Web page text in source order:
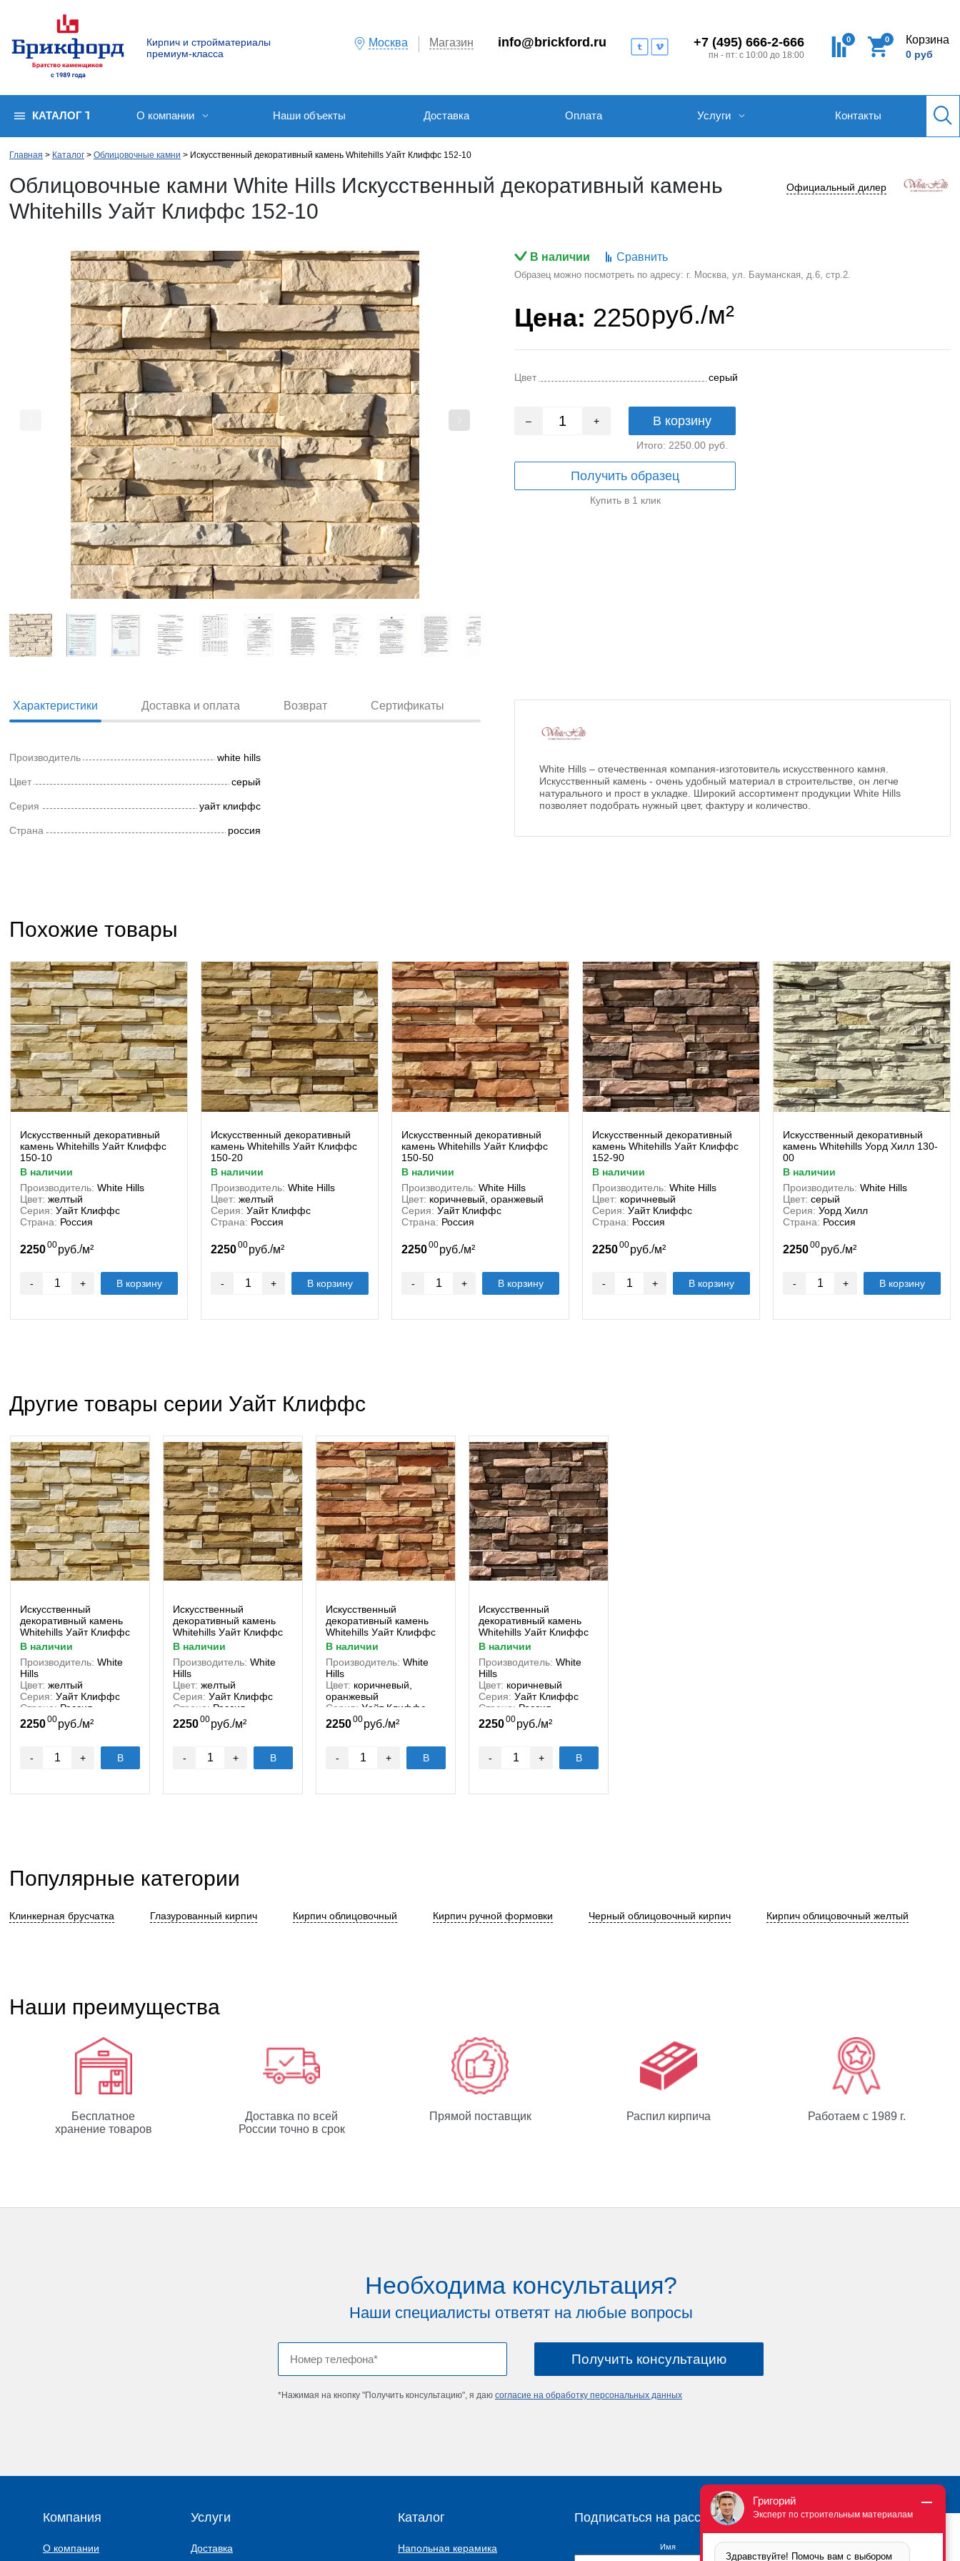
Кирпич и стройматериалы
премиум-класса
Москва Магазин info@brickford.ru +7 (495) 666-2-666
пн - пт: с 10:00 до 18:00
0 0 Корзина
0 руб
КАТАЛОГ ТОВАРОВО компании Наши объекты Доставка Оплата Услуги Контакты
Главная Каталог Облицовочные камни Искусственный декоративный камень Whitehills Уайт Клиффс 152-10
Облицовочные камни White Hills Искусственный декоративный камень
Whitehills Уайт Клиффс 152-10
Официальный дилер
В наличии Сравнить
Образец можно посмотреть по адресу: г. Москва, ул. Бауманская, д.6, стр.2.
Цена: 2250руб./м²
Цвет серый
– + В корзину
Итого: 2250.00 руб.
Получить образец
Купить в 1 клик
Характеристики Доставка и оплата Возврат Сертификаты
Производитель white hills
Цвет серый
Серия уайт клиффс
Страна россия
White Hills – отечественная компания-изготовитель искусственного камня.
Искусственный камень - очень удобный материал в строительстве, он легче
натурального и прост в укладке. Широкий ассортимент продукции White Hills
позволяет подобрать нужный цвет, фактуру и количество.
Похожие товары
Искусственный декоративный
камень Whitehills Уайт Клиффс
150-10
в наличии
Производитель: White Hills
Цвет: желтый
Серия: Уайт Клиффс
Страна: Россия
225000руб./м²
- + В корзину
Искусственный декоративный
камень Whitehills Уайт Клиффс
150-20
в наличии
Производитель: White Hills
Цвет: желтый
Серия: Уайт Клиффс
Страна: Россия
225000руб./м²
- + В корзину
Искусственный декоративный
камень Whitehills Уайт Клиффс
150-50
в наличии
Производитель: White Hills
Цвет: коричневый, оранжевый
Серия: Уайт Клиффс
Страна: Россия
225000руб./м²
- + В корзину
Искусственный декоративный
камень Whitehills Уайт Клиффс
152-90
в наличии
Производитель: White Hills
Цвет: коричневый
Серия: Уайт Клиффс
Страна: Россия
225000руб./м²
- + В корзину
Искусственный декоративный
камень Whitehills Уорд Хилл 130-
00
в наличии
Производитель: White Hills
Цвет: серый
Серия: Уорд Хилл
Страна: Россия
225000руб./м²
- + В корзину
Другие товары серии Уайт Клиффс
Искусственный
декоративный камень
Whitehills Уайт Клиффс
150-10
в наличии
Производитель: White
Hills
Цвет: желтый
Серия: Уайт Клиффс
Страна: Россия
225000руб./м²
- +
В
Искусственный
декоративный камень
Whitehills Уайт Клиффс
150-20
в наличии
Производитель: White
Hills
Цвет: желтый
Серия: Уайт Клиффс
Страна: Россия
225000руб./м²
- +
В
Искусственный
декоративный камень
Whitehills Уайт Клиффс
150-50
в наличии
Производитель: White
Hills
Цвет: коричневый,
оранжевый
Серия: Уайт Клиффс
Страна: Россия
225000руб./м²
- +
В
Искусственный
декоративный камень
Whitehills Уайт Клиффс
152-90
в наличии
Производитель: White
Hills
Цвет: коричневый
Серия: Уайт Клиффс
Страна: Россия
225000руб./м²
- +
В
Популярные категории
Клинкерная брусчатка Глазурованный кирпич Кирпич облицовочный Кирпич ручной формовки Черный облицовочный кирпич Кирпич облицовочный желтый
Наши преимущества
Бесплатное
хранение товаров
Доставка по всей
России точно в срок
Прямой поставщик Распил кирпича Работаем с 1989 г.
Необходима консультация?
Наши специалисты ответят на любые вопросы
*Нажимая на кнопку "Получить консультацию", я даю согласие на обработку персональных данных
Компания
О компании
Услуги
Доставка
Каталог
Напольная керамика
Подписаться на рассылку
Имя
Григорий
Эксперт по строительным материалам
Здравствуйте! Помочь вам с выбором